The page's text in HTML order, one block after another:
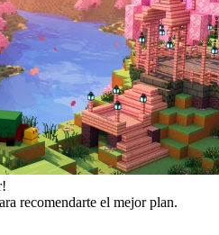
recomendarte el mejor plan.